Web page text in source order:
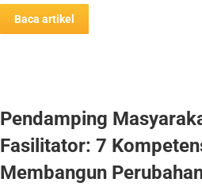
Baca artikel
Pendamping
Fasilitator: 7
Membangun